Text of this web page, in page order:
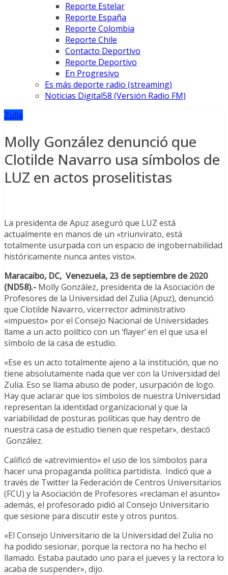
Reporte Estelar
Reporte España
Reporte Colombia
Reporte Chile
Contacto Deportivo
Reporte Deportivo
En Progresivo
Es más deporte radio (streaming)
Noticias Digital58 (Versión Radio FM)
Zulia
Molly González denunció que
Clotilde Navarro usa símbolos de
LUZ en actos proselitistas
La presidenta de Apuz aseguró que LUZ está
actualmente en manos de un «triunvirato, está
totalmente usurpada con un espacio de ingobernabilidad
históricamente nunca antes visto».
Maracaibo, DC, Venezuela, 23 de septiembre de 2020
(ND58).- Molly González, presidenta de la Asociación de
Profesores de la Universidad del Zulia (Apuz), denunció
que Clotilde Navarro, vicerrector administrativo
«impuesto» por el Consejo Nacional de Universidades
llame a un acto político con un ‘flayer’ en el que usa el
símbolo de la casa de estudio.
«Ese es un acto totalmente ajeno a la institución, que no
tiene absolutamente nada que ver con la Universidad del
Zulia. Eso se llama abuso de poder, usurpación de logo.
Hay que aclarar que los símbolos de nuestra Universidad
representan la identidad organizacional y que la
variabilidad de posturas políticas que hay dentro de
nuestra casa de estudio tienen que respetar», destacó
González.
Calificó de «atrevimiento» el uso de los símbolos para
hacer una propaganda política partidista. Indicó que a
través de Twitter la Federación de Centros Universitarios
(FCU) y la Asociación de Profesores «reclaman el asunto»
además, el profesorado pidió al Consejo Universitario
que sesione para discutir este y otros puntos.
«El Consejo Universitario de la Universidad del Zulia no
ha podido sesionar, porque la rectora no ha hecho el
llamado. Estaba pautado uno para el jueves y la rectora lo
acaba de suspender», dijo.